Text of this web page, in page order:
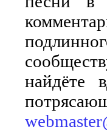
найдёте